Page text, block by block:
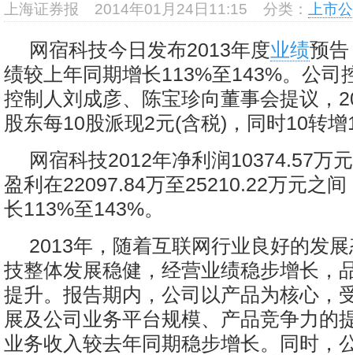
上海证券报 2014年01月24日11:15 分类： 上市
网宿科技今日发布2013年度业绩预
绩较上年同期增长113%至143%。公司
控制人刘成彦、陈宝珍向董事会提议，
股东每10股派现2元(含税)，同时10转增
网宿科技2012年净利润10374.57万
盈利在22097.84万至25210.22万元之
长113%至143%。
2013年，随着互联网行业良好的发
技整体发展稳健，经营业绩稳步增长，
提升。报告期内，公司以产品为核心，
展及公司业务平台规模、产品竞争力的
业务收入较去年同期稳步增长。同时，